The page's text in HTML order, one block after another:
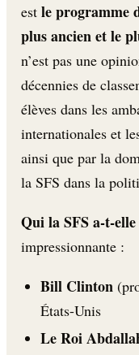
est le programme
plus ancien et le
n’est pas une
décennies de
élèves dans les
internationales et
ainsi que par la
la SFS dans la
Qui la SFS a-t-
impressionnante :
Bill Clinton
États-Unis
Le Roi